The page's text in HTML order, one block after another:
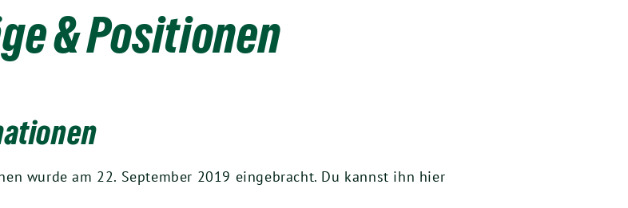
& Positionen
wurde am 22. September 2019 eingebracht. Du kannst ihn hier